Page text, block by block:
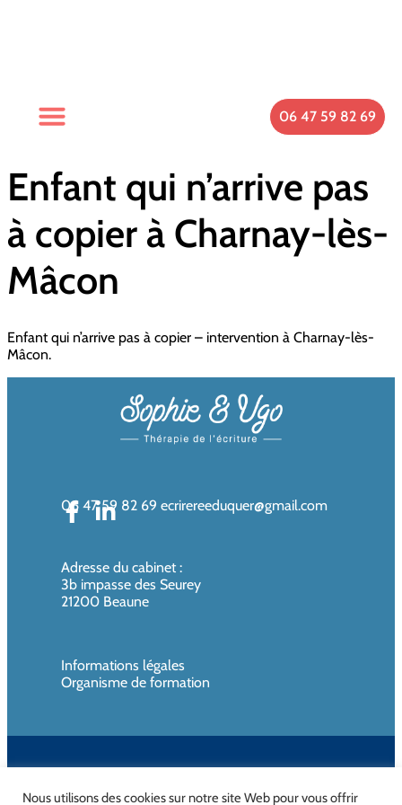
06 47 59 82 69
Enfant qui n’arrive pas
à copier à Charnay-lès-
Mâcon
Enfant qui n’arrive pas à copier – intervention à Charnay-lès-
Mâcon.
06 47 59 82 69 ecrirereeduquer@gmail.com
Adresse du cabinet :
3b impasse des Seurey
21200 Beaune
Informations légales
Organisme de formation
Nous utilisons des cookies sur notre site Web pour vous offrir